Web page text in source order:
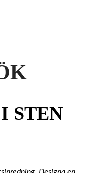
STEN